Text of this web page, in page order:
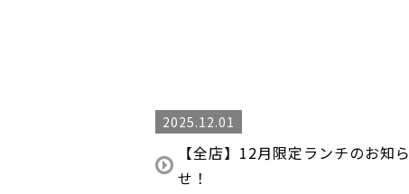
2025.12.01
【全店】12月限定ランチのお知ら
せ！